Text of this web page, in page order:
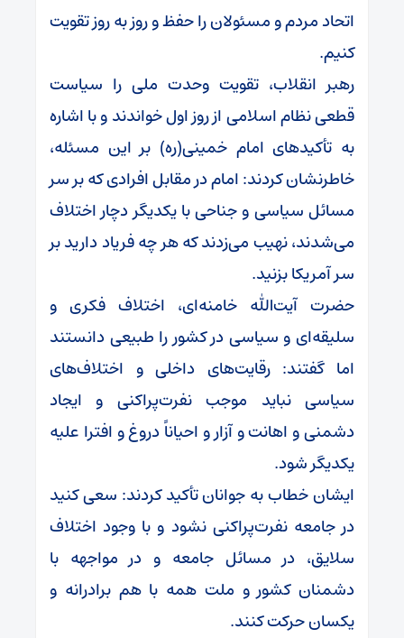
اتحاد مردم و مسئولان را حفظ و روز به روز تقویت
کنیم.
رهبر انقلاب، تقویت وحدت ملی را سیاست
قطعی نظام اسلامی از روز اول خواندند و با اشاره
به تأکیدهای امام خمینی(ره) بر این مسئله،
خاطرنشان کردند: امام در مقابل افرادی که بر سر
مسائل سیاسی و جناحی با یکدیگر دچار اختلاف
می‌شدند، نهیب می‌زدند که هر چه فریاد دارید بر
سر آمریکا بزنید.
حضرت آیت‌الله خامنه‌ای، اختلاف فکری و
سلیقه‌ای و سیاسی در کشور را طبیعی دانستند
اما گفتند: رقایت‌های داخلی و اختلاف‌های
سیاسی نباید موجب نفرت‌پراکنی و ایجاد
دشمنی و اهانت و آزار و احیاناً دروغ و افترا علیه
یکدیگر شود.
ایشان خطاب به جوانان تأکید کردند: سعی کنید
در جامعه نفرت‌پراکنی نشود و با وجود اختلاف
سلایق، در مسائل جامعه و در مواجهه با
دشمنان کشور و ملت همه با هم برادرانه و
یکسان حرکت کنند.